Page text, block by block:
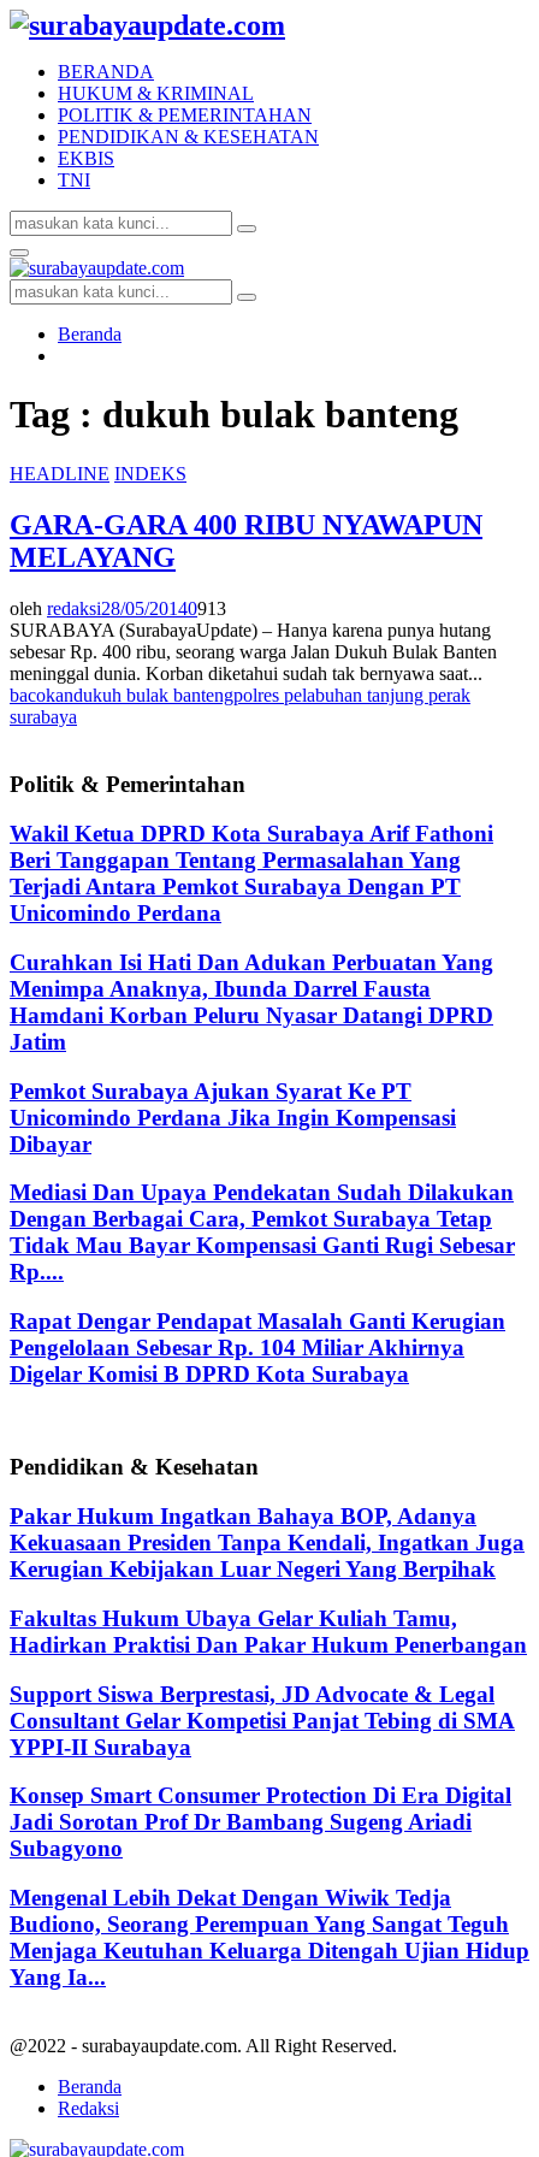
BERANDA
HUKUM & KRIMINAL
POLITIK & PEMERINTAHAN
PENDIDIKAN & KESEHATAN
EKBIS
TNI
Search
for:
Search
Facebook
Twitter
Youtube
Primary
Menu
Search
for:
Search
Beranda
Tag : dukuh bulak banteng
HEADLINE INDEKS
GARA-GARA 400 RIBU NYAWAPUN
MELAYANG
oleh redaksi28/05/20140913
SURABAYA (SurabayaUpdate) – Hanya karena punya hutang
sebesar Rp. 400 ribu, seorang warga Jalan Dukuh Bulak Banten
meninggal dunia. Korban diketahui sudah tak bernyawa saat...
bacokandukuh bulak bantengpolres pelabuhan tanjung perak
surabaya
Politik & Pemerintahan
Wakil Ketua DPRD Kota Surabaya Arif Fathoni
Beri Tanggapan Tentang Permasalahan Yang
Terjadi Antara Pemkot Surabaya Dengan PT
Unicomindo Perdana
Curahkan Isi Hati Dan Adukan Perbuatan Yang
Menimpa Anaknya, Ibunda Darrel Fausta
Hamdani Korban Peluru Nyasar Datangi DPRD
Jatim
Pemkot Surabaya Ajukan Syarat Ke PT
Unicomindo Perdana Jika Ingin Kompensasi
Dibayar
Mediasi Dan Upaya Pendekatan Sudah Dilakukan
Dengan Berbagai Cara, Pemkot Surabaya Tetap
Tidak Mau Bayar Kompensasi Ganti Rugi Sebesar
Rp....
Rapat Dengar Pendapat Masalah Ganti Kerugian
Pengelolaan Sebesar Rp. 104 Miliar Akhirnya
Digelar Komisi B DPRD Kota Surabaya
Pendidikan & Kesehatan
Pakar Hukum Ingatkan Bahaya BOP, Adanya
Kekuasaan Presiden Tanpa Kendali, Ingatkan Juga
Kerugian Kebijakan Luar Negeri Yang Berpihak
Fakultas Hukum Ubaya Gelar Kuliah Tamu,
Hadirkan Praktisi Dan Pakar Hukum Penerbangan
Support Siswa Berprestasi, JD Advocate & Legal
Consultant Gelar Kompetisi Panjat Tebing di SMA
YPPI-II Surabaya
Konsep Smart Consumer Protection Di Era Digital
Jadi Sorotan Prof Dr Bambang Sugeng Ariadi
Subagyono
Mengenal Lebih Dekat Dengan Wiwik Tedja
Budiono, Seorang Perempuan Yang Sangat Teguh
Menjaga Keutuhan Keluarga Ditengah Ujian Hidup
Yang Ia...
@2022 - surabayaupdate.com. All Right Reserved.
Beranda
Redaksi